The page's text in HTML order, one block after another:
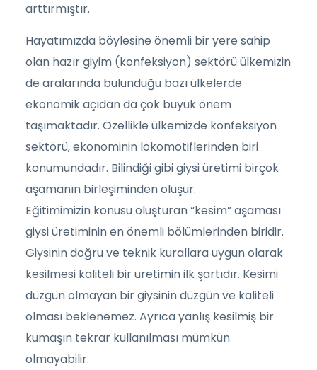
arttırmıştır.
Hayatımızda böylesine önemli bir yere sahip
olan hazır giyim (konfeksiyon) sektörü ülkemizin
de aralarında bulunduğu bazı ülkelerde
ekonomik açıdan da çok büyük önem
taşımaktadır. Özellikle ülkemizde konfeksiyon
sektörü, ekonominin lokomotiflerinden biri
konumundadır. Bilindiği gibi giysi üretimi birçok
aşamanın birleşiminden oluşur.
Eğitimimizin konusu oluşturan “kesim” aşaması
giysi üretiminin en önemli bölümlerinden biridir.
Giysinin doğru ve teknik kurallara uygun olarak
kesilmesi kaliteli bir üretimin ilk şartıdır. Kesimi
düzgün olmayan bir giysinin düzgün ve kaliteli
olması beklenemez. Ayrıca yanlış kesilmiş bir
kumaşın tekrar kullanılması mümkün
olmayabilir.